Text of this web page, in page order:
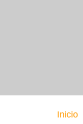
Inicio